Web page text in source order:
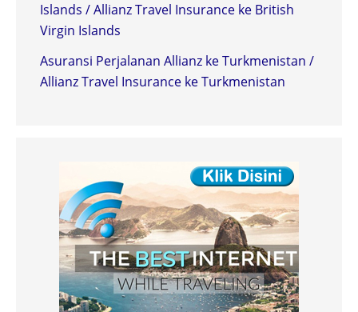
Islands / Allianz Travel Insurance ke British
Virgin Islands
Asuransi Perjalanan Allianz ke Turkmenistan /
Allianz Travel Insurance ke Turkmenistan